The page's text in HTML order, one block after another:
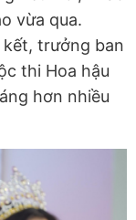
vừa qua.
trưởng ban
thi Hoa hậu
hơn nhiều